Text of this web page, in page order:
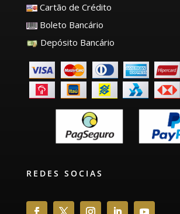
Cartão de Crédito
Boleto Bancário
Depósito Bancário
REDES SOCIAS